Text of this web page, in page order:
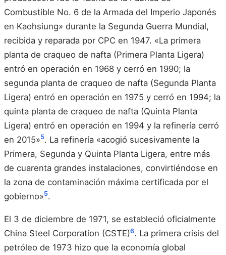
Combustible No. 6 de la Armada del Imperio Japonés
en Kaohsiung» durante la Segunda Guerra Mundial,
recibida y reparada por CPC en 1947. «La primera
planta de craqueo de nafta (Primera Planta Ligera)
entró en operación en 1968 y cerró en 1990; la
segunda planta de craqueo de nafta (Segunda Planta
Ligera) entró en operación en 1975 y cerró en 1994; la
quinta planta de craqueo de nafta (Quinta Planta
Ligera) entró en operación en 1994 y la refinería cerró
en 2015»5. La refinería «acogió sucesivamente la
Primera, Segunda y Quinta Planta Ligera, entre más
de cuarenta grandes instalaciones, convirtiéndose en
la zona de contaminación máxima certificada por el
gobierno»5.
El 3 de diciembre de 1971, se estableció oficialmente
China Steel Corporation (CSTE)6. La primera crisis del
petróleo de 1973 hizo que la economía global